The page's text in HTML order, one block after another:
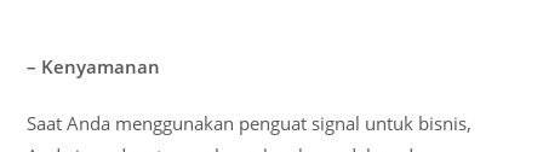
– Kenyamanan
Saat Anda menggunakan penguat signal untuk bisnis,